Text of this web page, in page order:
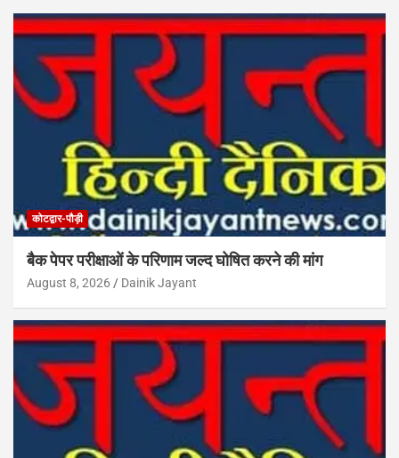
कोटद्वार-पौड़ी
बैक पेपर परीक्षाओं के परिणाम जल्द घोषित करने की मांग
August 8, 2026 Dainik Jayant